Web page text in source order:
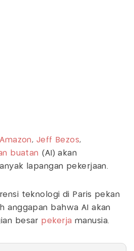
Amazon, Jeff Bezos,
buatan (AI) akan
lapangan pekerjaan.
teknologi di Paris pekan
anggapan bahwa AI akan
besar pekerja manusia.